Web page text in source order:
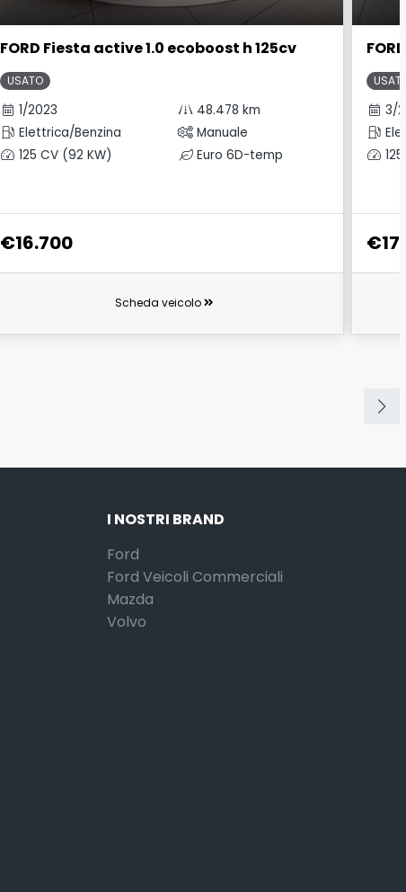
FORD Fiesta active 1.0 ecoboost h 125cv
USATO
1/2023
48.478 km
Elettrica/Benzina
Manuale
125 CV (92 KW)
Euro 6D-temp
€16.700
Scheda veicolo
3/
I NOSTRI BRAND
Ford
Ford Veicoli Commerciali
Mazda
Volvo